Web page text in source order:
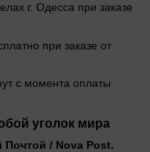
г. Одесса при заказе
при заказе от
с момента оплаты
уголок мира
Почтой / Nova Post.